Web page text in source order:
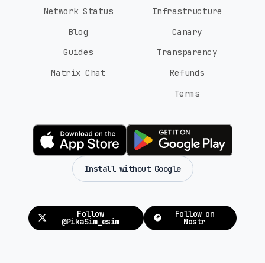
Network Status
Blog
Guides
Matrix Chat
Infrastructure
Canary
Transparency
Refunds
Terms
Install without Google
Follow
@PikaSim_esim
Follow on
Nostr